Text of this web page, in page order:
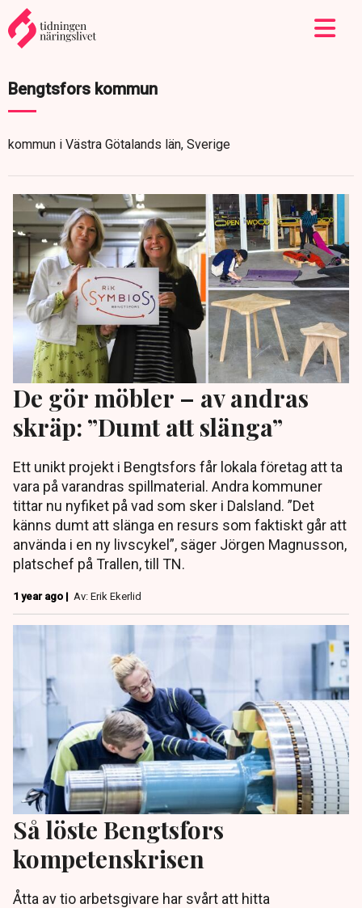
Bengtsfors kommun
kommun i Västra Götalands län, Sverige
De gör möbler – av andras
skräp: ”Dumt att slänga”
Ett unikt projekt i Bengtsfors får lokala företag att ta
vara på varandras spillmaterial. Andra kommuner
tittar nu nyfiket på vad som sker i Dalsland. ”Det
känns dumt att slänga en resurs som faktiskt går att
använda i en ny livscykel”, säger Jörgen Magnusson,
platschef på Trallen, till TN.
1 year ago | Av: Erik Ekerlid
Så löste Bengtsfors
kompetenskrisen
Åtta av tio arbetsgivare har svårt att hitta